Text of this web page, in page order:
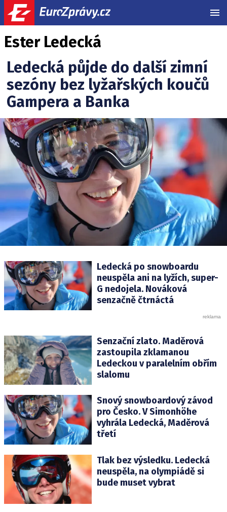
Ester Ledecká
Ledecká půjde do další zimní
sezóny bez lyžařských koučů
Gampera a Banka
Ledecká po snowboardu
neuspěla ani na lyžích, super-
G nedojela. Nováková
senzačně čtrnáctá
Senzační zlato. Maděrová
zastoupila zklamanou
Ledeckou v paralelním obřím
slalomu
Snový snowboardový závod
pro Česko. V Simonhöhe
vyhrála Ledecká, Maděrová
třetí
Tlak bez výsledku. Ledecká
neuspěla, na olympiádě si
bude muset vybrat